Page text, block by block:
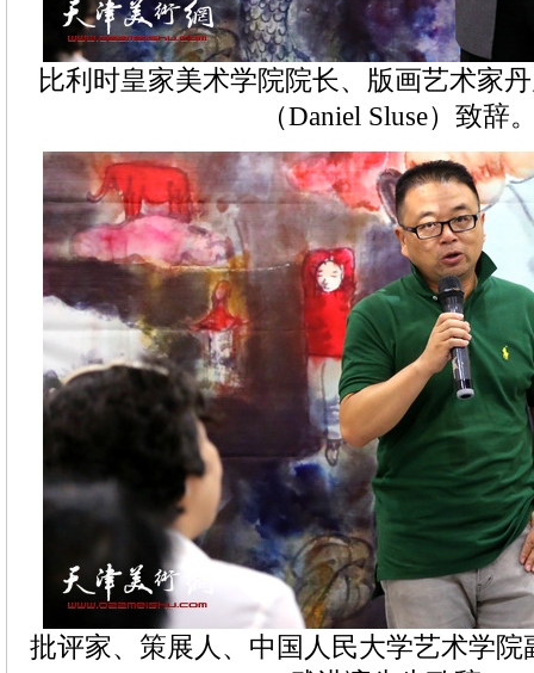
比利时皇家美术学院院长、版画艺术家
（Daniel Sluse）致辞
批评家、策展人、中国人民大学艺术学